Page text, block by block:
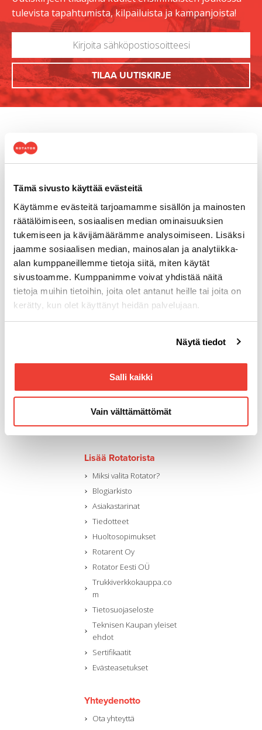
Tämä sivusto käyttää evästeitä
Käytämme evästeitä tarjoamamme sisällön ja mainosten
räätälöimiseen, sosiaalisen median ominaisuuksien
tukemiseen ja kävijämäärämme analysoimiseen. Lisäksi
jaamme sosiaalisen median, mainosalan ja analytiikka-
alan kumppaneillemme tietoja siitä, miten käytät
sivustoamme. Kumppanimme voivat yhdistää näitä
tietoja muihin tietoihin, joita olet antanut heille tai joita on
kerätty, kun olet käyttänyt heidän palvelujaan.
linkistä.
Näytä tiedot
Salli kaikki
Vain välttämättömät
tulevista tapahtumista, kilpailuista ja kampanjoista!
Yhteystiedot
Tuottotie 4
PL 10
33961 Pirkkala
Aukioloajat
Arkisin 8.00–16.00
palaute.yleinen@rotator.fi
Laskutus
ostoreskontra@rotator.fi
(03) 287 4218
Lisää Rotatorista
Miksi valita Rotator?
Blogiarkisto
Asiakastarinat
Tiedotteet
Huoltosopimukset
Rotarent Oy
Rotator Eesti OÜ
Trukkiverkkokauppa.co
m
Tietosuojaseloste
Teknisen Kaupan yleiset
ehdot
Sertifikaatit
Evästeasetukset
Yhteydenotto
Ota yhteyttä